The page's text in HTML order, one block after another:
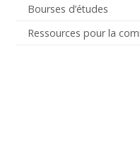
Bourses d’études
Ressources pour la